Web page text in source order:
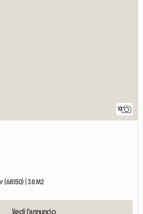
10
(68150) | 38 M2
Vedi l'annuncio